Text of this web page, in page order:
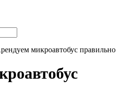
микроавтобус правильно